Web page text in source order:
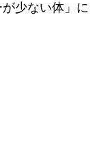
少ない体」に